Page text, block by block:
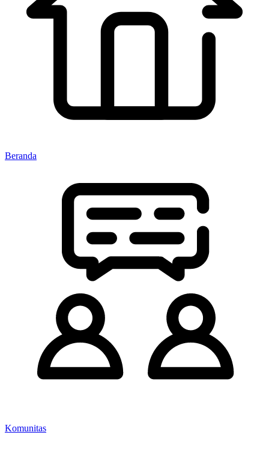
Beranda
Komunitas